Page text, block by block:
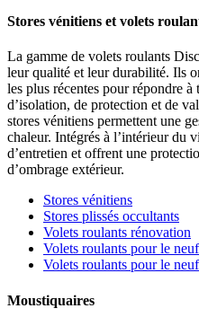
Stores vénitiens et volets
La gamme de volets roulants
leur qualité et leur durabilité. Ils
les plus récentes pour répondre
d’isolation, de protection et de
stores vénitiens permettent une
chaleur. Intégrés à l’intérieur du
d’entretien et offrent une
d’ombrage extérieur.
Stores vénitiens
Stores plissés occultants
Volets roulants rénovation
Volets roulants pour le
Volets roulants pour le neuf
Moustiquaires